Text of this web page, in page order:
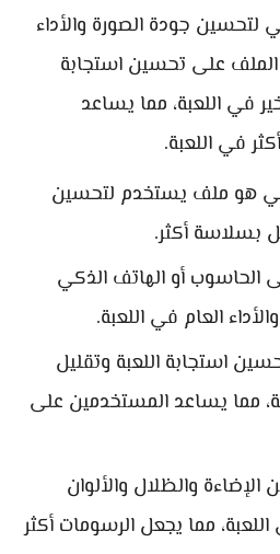
لتحسين جودة الصورة والأداء
الملف على تحسين استجابة
في اللعبة، مما يساعد
في اللعبة.
هو ملف يستخدم لتحسين
بسلاسة أكثر.
الحاسوب أو الهاتف الذكي
العام في اللعبة.
استجابة اللعبة وتقليل
مما يساعد المستخدمين على
والظلال والألوان
مما يجعل الرسومات أكثر